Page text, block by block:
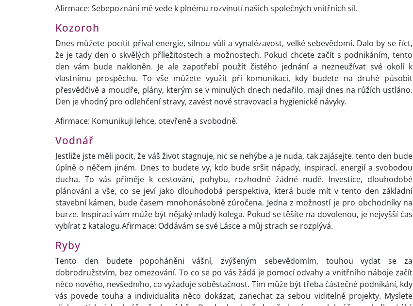
Afirmace: Sebepoznání mě vede k plnému rozvinutí našich společných vnitřních sil.
Kozoroh
Dnes můžete pocítit příval energie, silnou vůli a vynalézavost, velké sebevědomí. Dalo by se říct,
že je tady den o skvělých příležitostech a možnostech. Pokud chcete začít s podnikáním, tento
den vám bude nakloněn. Je ale zapotřebí použít čistého jednání a nezneužívat své okolí k
vlastnímu prospěchu. To vše můžete využít při komunikaci, kdy budete na druhé působit
přesvědčivě a moudře, plány, kterým se v minulých dnech nedařilo, mají dnes na růžích ustláno.
Den je vhodný pro odlehčení stravy, zavést nové stravovací a hygienické návyky.
Afirmace: Komunikuji lehce, otevřeně a svobodně.
Vodnář
Jestliže jste měli pocit, že váš život stagnuje, nic se nehýbe a je nuda, tak zajásejte. tento den bude
úplně o něčem jiném. Dnes to budete vy, kdo bude sršit nápady, inspirací, energií a svobodou
ducha. To vás přiměje k cestování, pohybu, rozhodně žádné nudě. Investice, dlouhodobé
plánování a vše, co se jeví jako dlouhodobá perspektiva, která bude mít v tento den základní
stavební kámen, bude časem mnohonásobně zúročena. Jedna z možností je pro obchodníky na
burze. Inspirací vám může být nějaký mladý kolega. Pokud se těšíte na dovolenou, je nejvyšší čas
vybírat z katalogu.Afirmace: Oddávám se své Lásce a můj strach se rozplývá.
Ryby
Tento den budete popoháněni vášní, zvýšeným sebevědomím, touhou vydat se za
dobrodružstvím, bez omezování. To co se po vás žádá je pomocí odvahy a vnitřního náboje začít
něco nového, nevšedního, co vyžaduje soběstačnost. Tím může být třeba částečné podnikání, kdy
vás povede touha a individualita něco dokázat, zanechat za sebou viditelné projekty. Myslete